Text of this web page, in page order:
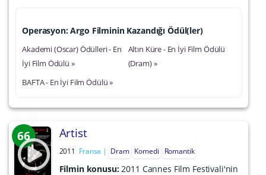
Operasyon: Argo Filminin Kazandığı Ödül(ler)
Akademi (Oscar) Ödülleri - En
İyi Film Ödülü »
Altın Küre - En İyi Film Ödülü
(Dram) »
BAFTA - En İyi Film Ödülü »
66 Artist
2011 Fransa Dram Komedi Romantik
Filmin konusu:2011 Cannes Film Festivali'nin